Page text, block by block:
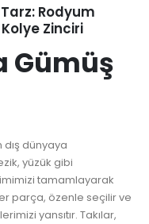
Rodyum
Zinciri
Gümüş
dış dünyaya
yüzük gibi
tamamlayarak
parça, özenle seçilir ve
yansıtır. Takılar,